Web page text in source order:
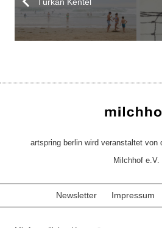
artspring berlin wird veranstaltet von
Milchhof e.V.
Newsletter Impressum